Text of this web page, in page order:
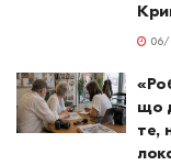
06/
що
те,